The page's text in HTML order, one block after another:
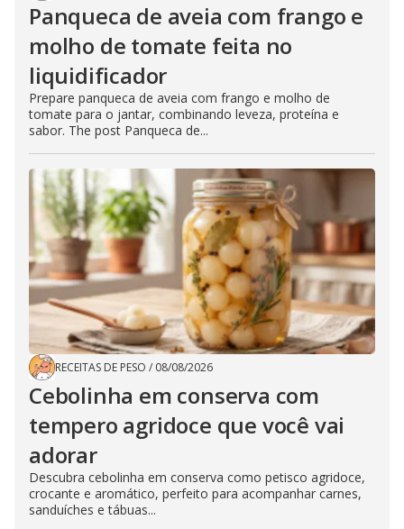
Panqueca de aveia com frango e
molho de tomate feita no
liquidificador
Prepare panqueca de aveia com frango e molho de
tomate para o jantar, combinando leveza, proteína e
sabor. The post Panqueca de...
RECEITAS DE PESO / 08/08/2026
Cebolinha em conserva com
tempero agridoce que você vai
adorar
Descubra cebolinha em conserva como petisco agridoce,
crocante e aromático, perfeito para acompanhar carnes,
sanduíches e tábuas...